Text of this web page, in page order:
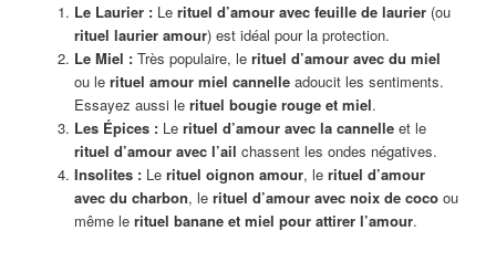
Le Laurier :Le rituel d’amour avec feuille de laurier(ou
rituel laurier amour) est idéal pour la protection.
Le Miel :Très populaire, le rituel d’amour avec du miel
ou le rituel amour miel cannelleadoucit les sentiments.
Essayez aussi le rituel bougie rouge et miel.
Les Épices :Le rituel d’amour avec la cannelleet le
rituel d’amour avec l’ail chassent les ondes négatives.
Insolites :Le rituel oignon amour, le rituel d’amour
avec du charbon, le rituel d’amour avec noix de cocoou
même le rituel banane et miel pour attirer l’amour.